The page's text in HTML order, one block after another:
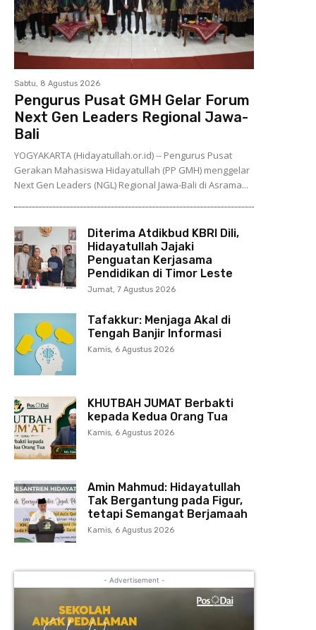
Sabtu, 8 Agustus 2026
Pengurus Pusat GMH Gelar Forum
Next Gen Leaders Regional Jawa-
Bali
YOGYAKARTA (Hidayatullah.or.id) -- Pengurus Pusat
Gerakan Mahasiswa Hidayatullah (PP GMH) menggelar
Next Gen Leaders (NGL) Regional Jawa-Bali di Asrama...
Diterima Atdikbud KBRI Dili,
Hidayatullah Jajaki
Penguatan Kerjasama
Pendidikan di Timor Leste
Jumat, 7 Agustus 2026
Tafakkur: Menjaga Akal di
Tengah Banjir Informasi
Kamis, 6 Agustus 2026
KHUTBAH JUMAT Berbakti
kepada Kedua Orang Tua
Kamis, 6 Agustus 2026
Amin Mahmud: Hidayatullah
Tak Bergantung pada Figur,
tetapi Semangat Berjamaah
Kamis, 6 Agustus 2026
- Advertisement -